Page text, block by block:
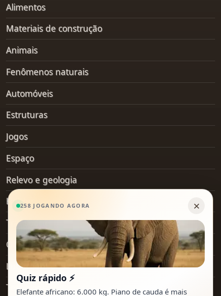
Alimentos
Materiais de construção
Animais
Fenômenos naturais
Automóveis
Estruturas
Jogos
Espaço
Relevo e geologia
Hobby
Transporte
Objetos do dia a dia
Lugares
Tecnologia